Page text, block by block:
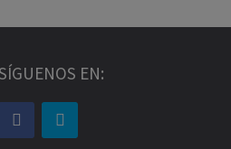
SÍGUENOS EN: